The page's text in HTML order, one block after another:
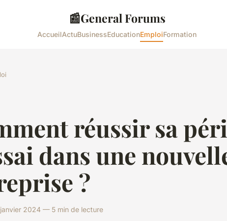
📰General Forums
AccueilActuBusinessEducationEmploiFormation
réussir sa
dans une
?
2024 — 5 min de lecture